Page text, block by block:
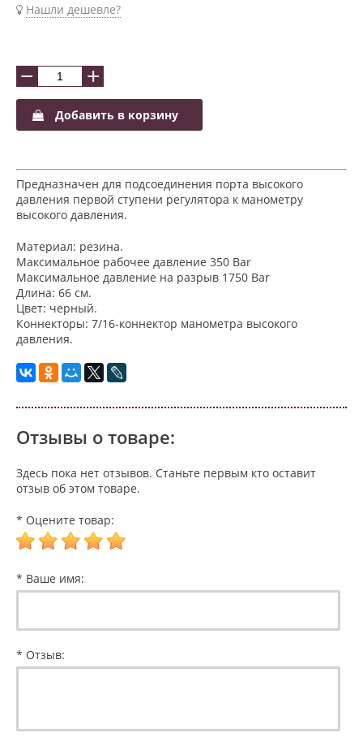
Нашли дешевле?
− +
Добавить в корзину
Предназначен для подсоединения порта высокого
давления первой ступени регулятора к манометру
высокого давления.
Материал: резина.
Максимальное рабочее давление 350 Bar
Максимальное давление на разрыв 1750 Bar
Длина: 66 см.
Цвет: черный.
Коннекторы: 7/16-коннектор манометра высокого
давления.
Отзывы о товаре:
Здесь пока нет отзывов. Станьте первым кто оставит
отзыв об этом товаре.
* Оцените товар:
* Ваше имя:
* Отзыв: